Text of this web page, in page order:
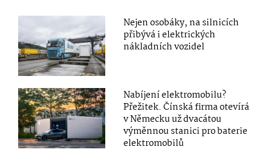
Nejen osobáky, na silnicích
přibývá i elektrických
nákladních vozidel
Nabíjení elektromobilu?
Přežitek. Čínská firma otevírá
v Německu už dvacátou
výměnnou stanici pro baterie
elektromobilů